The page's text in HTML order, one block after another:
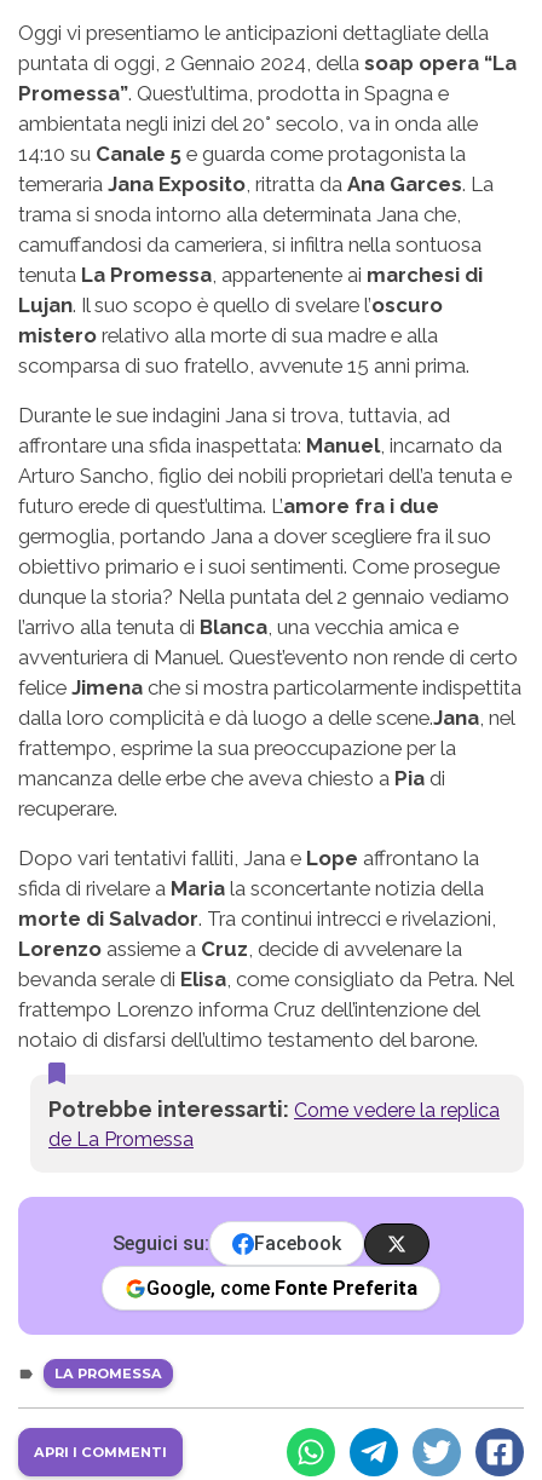
Oggi vi presentiamo le anticipazioni dettagliate della
puntata di oggi, 2 Gennaio 2024, della soap opera “La
Promessa”. Quest’ultima, prodotta in Spagna e
ambientata negli inizi del 20° secolo, va in onda alle
14:10 su Canale 5 e guarda come protagonista la
temeraria Jana Exposito, ritratta da Ana Garces. La
trama si snoda intorno alla determinata Jana che,
camuffandosi da cameriera, si infiltra nella sontuosa
tenuta La Promessa, appartenente ai marchesi di
Lujan. Il suo scopo è quello di svelare l’oscuro
mistero relativo alla morte di sua madre e alla
scomparsa di suo fratello, avvenute 15 anni prima.
Durante le sue indagini Jana si trova, tuttavia, ad
affrontare una sfida inaspettata: Manuel, incarnato da
Arturo Sancho, figlio dei nobili proprietari dell’a tenuta e
futuro erede di quest’ultima. L’amore fra i due
germoglia, portando Jana a dover scegliere fra il suo
obiettivo primario e i suoi sentimenti. Come prosegue
dunque la storia? Nella puntata del 2 gennaio vediamo
l’arrivo alla tenuta di Blanca, una vecchia amica e
avventuriera di Manuel. Quest’evento non rende di certo
felice Jimena che si mostra particolarmente indispettita
dalla loro complicità e dà luogo a delle scene.Jana, nel
frattempo, esprime la sua preoccupazione per la
mancanza delle erbe che aveva chiesto a Pia di
recuperare.
Dopo vari tentativi falliti, Jana e Lope affrontano la
sfida di rivelare a Maria la sconcertante notizia della
morte di Salvador. Tra continui intrecci e rivelazioni,
Lorenzo assieme a Cruz, decide di avvelenare la
bevanda serale di Elisa, come consigliato da Petra. Nel
frattempo Lorenzo informa Cruz dell’intenzione del
notaio di disfarsi dell’ultimo testamento del barone.
Potrebbe interessarti: Come vedere la replica
de La Promessa
Seguici su:
Facebook
Google, come Fonte Preferita
LA PROMESSA
APRI I COMMENTI